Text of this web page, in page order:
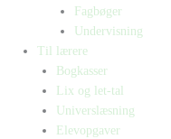
Fagbøger
Undervisning
Til lærere
Bogkasser
Lix og let-tal
Universlæsning
Elevopgaver